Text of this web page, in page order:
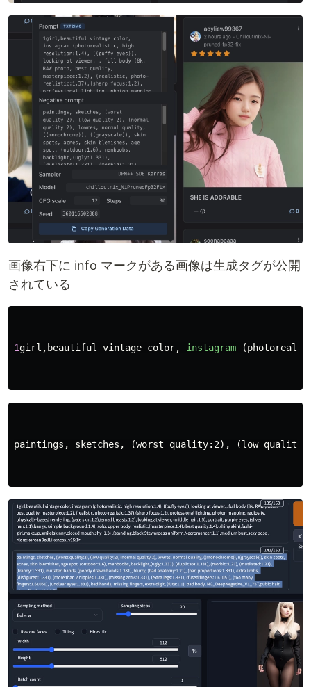
画像右下に info マークがある画像は生成タグが公開
されている
1girl , beautiful vintage color, instagram (
paintings, sketches, (worst quality:2), (low